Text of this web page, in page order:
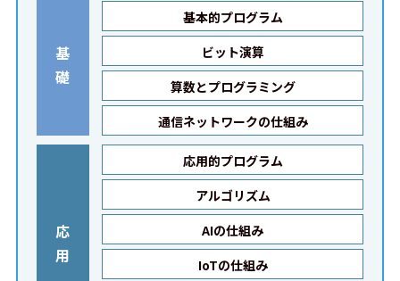
基
礎
基本的プログラム
ビット演算
算数とプログラミング
通信ネットワークの仕組み
応
用
応用的プログラム
アルゴリズム
AIの仕組み
IoTの仕組み